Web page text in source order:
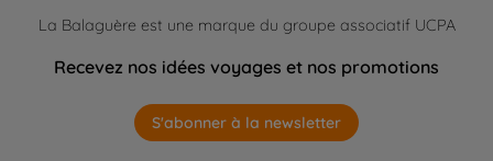
La Balaguère est une marque du groupe associatif UCPA
Recevez nos idées voyages et nos promotions
S'abonner à la newsletter